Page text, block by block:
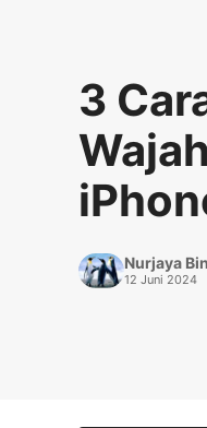
3
Nurjaya
12 Juni 2024